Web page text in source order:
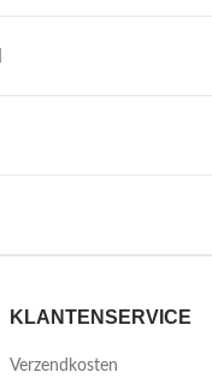
KLANTENSERVICE
Verzendkosten